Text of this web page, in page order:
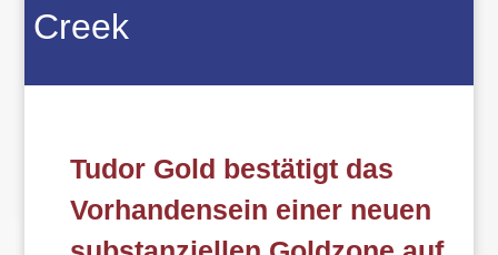
Creek
Tudor Gold bestätigt das
Vorhandensein einer neuen